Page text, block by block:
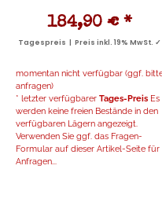
184,90 € *
Tagespreis | Preis inkl. 19% MwSt. ✓
momentan nicht verfügbar (ggf.
anfragen)
* letzter verfügbarer Tages-Preis Es
werden keine freien Bestände in den
verfügbaren Lägern angezeigt.
Verwenden Sie ggf. das Fragen-
Formular auf dieser Artikel-Seite für
Anfragen...